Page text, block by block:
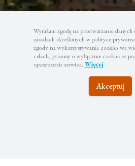
Wyrażam zgodę na przetwarzanie danych
zasadach określonych w polityce
zgody na wykorzystywanie cookies we
celach, prosimy o wyłącznie cookies w
opuszczenie serwisu. Więcej
Akceptuj